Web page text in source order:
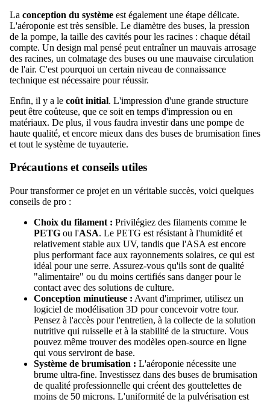
La conception du système est également une étape délicate.
L'aéroponie est très sensible. Le diamètre des buses, la pression
de la pompe, la taille des cavités pour les racines : chaque détail
compte. Un design mal pensé peut entraîner un mauvais arrosage
des racines, un colmatage des buses ou une mauvaise circulation
de l'air. C'est pourquoi un certain niveau de connaissance
technique est nécessaire pour réussir.
Enfin, il y a le coût initial. L'impression d'une grande structure
peut être coûteuse, que ce soit en temps d'impression ou en
matériaux. De plus, il vous faudra investir dans une pompe de
haute qualité, et encore mieux dans des buses de brumisation fines
et tout le système de tuyauterie.
Précautions et conseils utiles
Pour transformer ce projet en un véritable succès, voici quelques
conseils de pro :
Choix du filament : Privilégiez des filaments comme le
PETG ou l'ASA. Le PETG est résistant à l'humidité et
relativement stable aux UV, tandis que l'ASA est encore
plus performant face aux rayonnements solaires, ce qui est
idéal pour une serre. Assurez-vous qu'ils sont de qualité
"alimentaire" ou du moins certifiés sans danger pour le
contact avec des solutions de culture.
Conception minutieuse : Avant d'imprimer, utilisez un
logiciel de modélisation 3D pour concevoir votre tour.
Pensez à l'accès pour l'entretien, à la collecte de la solution
nutritive qui ruisselle et à la stabilité de la structure. Vous
pouvez même trouver des modèles open-source en ligne
qui vous serviront de base.
Système de brumisation : L'aéroponie nécessite une
brume ultra-fine. Investissez dans des buses de brumisation
de qualité professionnelle qui créent des gouttelettes de
moins de 50 microns. L'uniformité de la pulvérisation est